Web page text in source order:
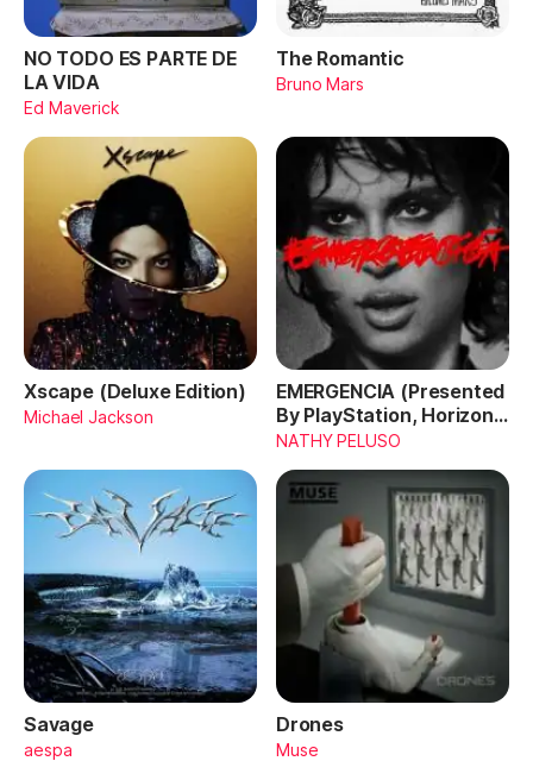
NO TODO ES PARTE DE
LA VIDA
Ed Maverick
The Romantic
Bruno Mars
Xscape (Deluxe Edition)
Michael Jackson
EMERGENCIA (Presented
By PlayStation, Horizon
Forbidden West)
NATHY PELUSO
Savage
aespa
Drones
Muse